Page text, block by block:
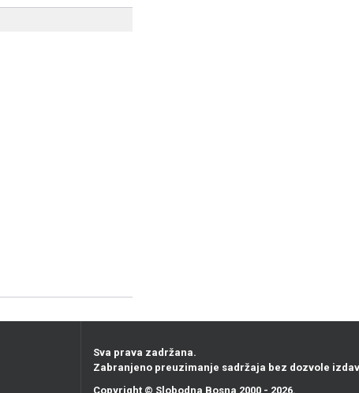
Sva prava zadržana.
Zabranjeno preuzimanje sadržaja bez dozvole
Copyright © Slobodna Bosna 2000 - 2026.